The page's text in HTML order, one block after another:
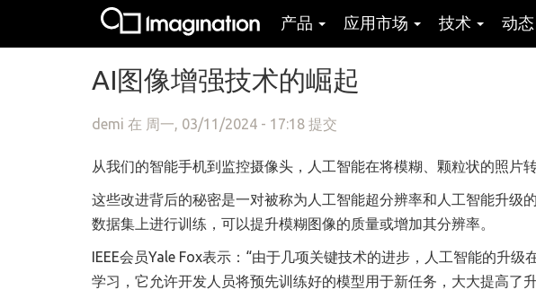
产品 应用市场 技术 动态
AI图像增强技术的崛起
demi 在 周一, 03/11/2024 - 17:18 提交
从我们的智能手机到监控摄像头，人工智能在将模糊、颗粒状的照片
这些改进背后的秘密是一对被称为人工智能超分辨率和人工智能升级
数据集上进行训练，可以提升模糊图像的质量或增加其分辨率。
IEEE会员Yale Fox表示：“由于几项关键技术的进步，人工智能的升
学习，它允许开发人员将预先训练好的模型用于新任务，大大提高了